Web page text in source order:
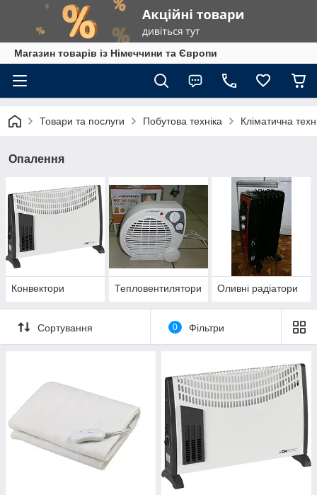
Магазин товарів із Німеччини та Європи
Товари та послуги Побутова техніка Кліматична
Опалення
Конвектори Тепловентилятори Оливні радіатори
Сортування 0 Фільтри